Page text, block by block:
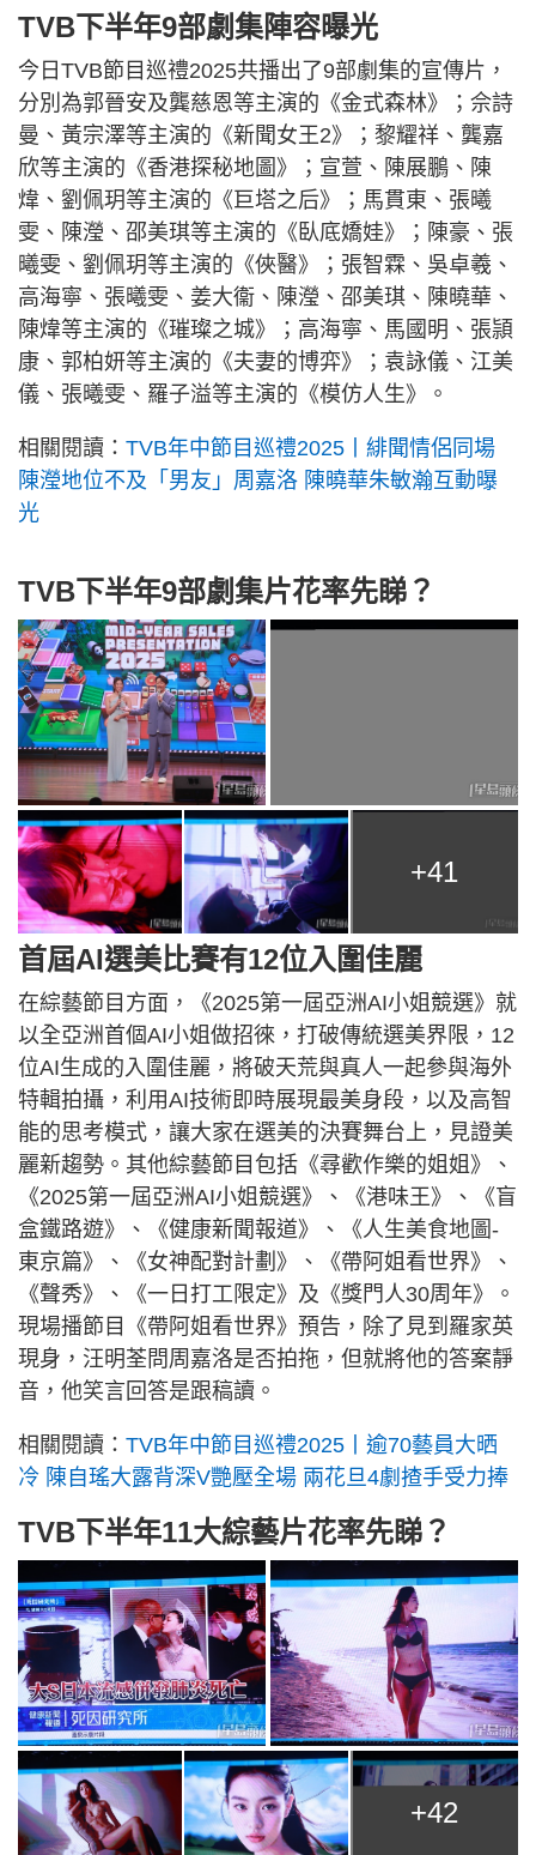
TVB下半年9部劇集陣容曝光
今日TVB節目巡禮2025共播出了9部劇集的宣傳片，
分別為郭晉安及龔慈恩等主演的《金式森林》；佘詩
曼、黃宗澤等主演的《新聞女王2》；黎耀祥、龔嘉
欣等主演的《香港探秘地圖》；宣萱、陳展鵬、陳
煒、劉佩玥等主演的《巨塔之后》；馬貫東、張曦
雯、陳瀅、邵美琪等主演的《臥底嬌娃》；陳豪、張
曦雯、劉佩玥等主演的《俠醫》；張智霖、吳卓羲、
高海寧、張曦雯、姜大衞、陳瀅、邵美琪、陳曉華、
陳煒等主演的《璀璨之城》；高海寧、馬國明、張頴
康、郭柏妍等主演的《夫妻的博弈》；袁詠儀、江美
儀、張曦雯、羅子溢等主演的《模仿人生》。
相關閱讀： TVB年中節目巡禮2025丨緋聞情侶同場
陳瀅地位不及「男友」周嘉洛 陳曉華朱敏瀚互動曝
光
TVB下半年9部劇集片花率先睇？
+41
首屆AI選美比賽有12位入圍佳麗
在綜藝節目方面，《2025第一屆亞洲AI小姐競選》就
以全亞洲首個AI小姐做招徠，打破傳統選美界限，12
位AI生成的入圍佳麗，將破天荒與真人一起參與海外
特輯拍攝，利用AI技術即時展現最美身段，以及高智
能的思考模式，讓大家在選美的決賽舞台上，見證美
麗新趨勢。其他綜藝節目包括《尋歡作樂的姐姐》、
《2025第一屆亞洲AI小姐競選》、《港味王》、《盲
盒鐵路遊》、《健康新聞報道》、《人生美食地圖-
東京篇》、《女神配對計劃》、《帶阿姐看世界》、
《聲秀》、《一日打工限定》及《獎門人30周年》。
現場播節目《帶阿姐看世界》預告，除了見到羅家英
現身，汪明荃問周嘉洛是否拍拖，但就將他的答案靜
音，他笑言回答是跟稿讀。
相關閱讀： TVB年中節目巡禮2025丨逾70藝員大晒
冷 陳自瑤大露背深V艷壓全場 兩花旦4劇揸手受力捧
TVB下半年11大綜藝片花率先睇？
+42